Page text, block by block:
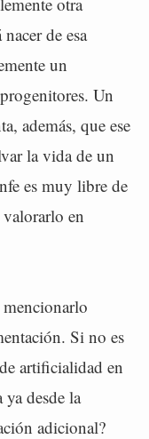
de esa
un
Un
además, que ese
la vida de un
es muy libre de
en
mencionarlo
Si no es
artificialidad en
desde la
adicional?